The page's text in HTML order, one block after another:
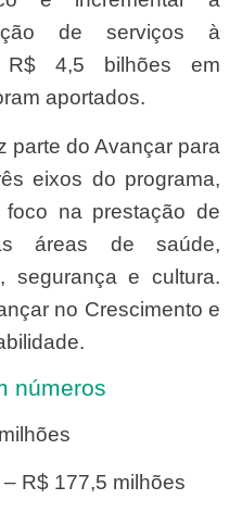
de serviços à
R$ 4,5 bilhões em
aportados.
eixos do programa,
na prestação de
áreas de saúde,
segurança e cultura.
no Crescimento e
números
R$ 177,5 milhões